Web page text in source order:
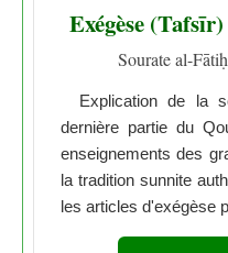
Exégèse
Sourate al-
Explication de la
dernière partie du
enseignements des
la tradition sunnite
les articles d'exégèse